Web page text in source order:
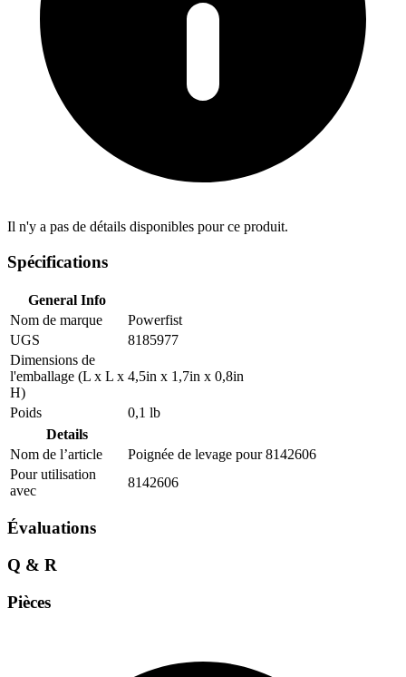
Il n'y a pas de détails disponibles pour ce produit.
Spécifications
General Info
Nom de marque
Powerfist
UGS
8185977
Dimensions de
l'emballage (L x L x
H)
4,5in x 1,7in x 0,8in
Poids
0,1 lb
Details
Nom de l’article
Poignée de levage pour 8142606
Pour utilisation
avec
8142606
Évaluations
Q & R
Pièces